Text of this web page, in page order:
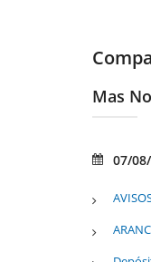
Mas
07/